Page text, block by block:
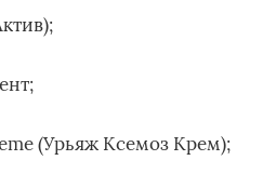
(Урьяж Ксемоз Крем);